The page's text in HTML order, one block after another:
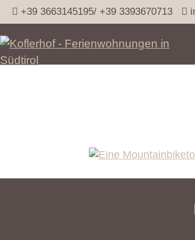
+39 3663145195/ +39 3393670713